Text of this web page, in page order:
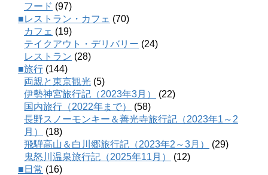
フード (97)
■レストラン・カフェ (70)
カフェ (19)
テイクアウト・デリバリー (24)
レストラン (28)
■旅行 (144)
両親と東京観光 (5)
伊勢神宮旅行記（2023年3月）
(22)
国内旅行（2022年まで）
(58)
長野スノーモンキー＆善光寺旅行記（2023年1～2
月）
(18)
飛騨高山＆白川郷旅行記（2023年2～3月）
(29)
鬼怒川温泉旅行記（2025年11月）
(12)
■日常 (16)